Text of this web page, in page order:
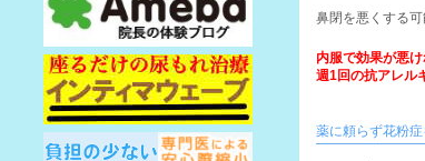
鼻閉を悪くする
内服で効果が悪け
週1回の抗アレル
薬に頼らず花粉